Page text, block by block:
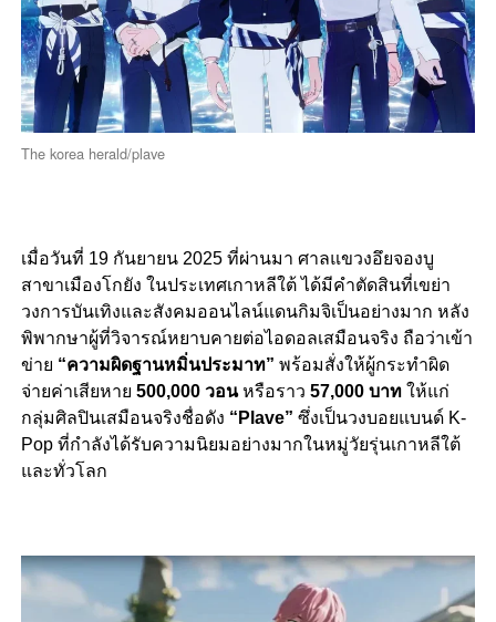
The korea herald/plave
เมื่อวันที่ 19 กันยายน 2025 ที่ผ่านมา ศาลแขวงอึยจองบู
สาขาเมืองโกยัง ในประเทศเกาหลีใต้ ได้มีคำตัดสินที่เขย่า
วงการบันเทิงและสังคมออนไลน์แดนกิมจิเป็นอย่างมาก หลัง
พิพากษาผู้ที่วิจารณ์หยาบคายต่อไอดอลเสมือนจริง ถือว่าเข้า
ข่าย “ความผิดฐานหมิ่นประมาท” พร้อมสั่งให้ผู้กระทำผิด
จ่ายค่าเสียหาย 500,000 วอนหรือราว 57,000 บาทให้แก่
กลุ่มศิลปินเสมือนจริงชื่อดัง “Plave” ซึ่งเป็นวงบอยแบนด์ K-
Pop ที่กำลังได้รับความนิยมอย่างมากในหมู่วัยรุ่นเกาหลีใต้
และทั่วโลก